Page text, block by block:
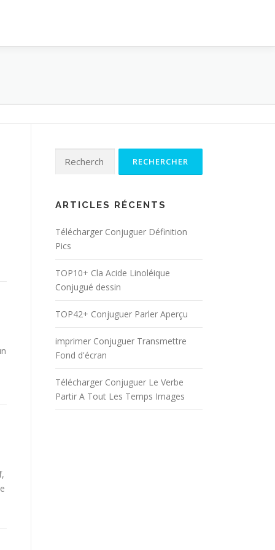
Rechercher :
ARTICLES RÉCENTS
Télécharger Conjuguer Définition
Pics
TOP10+ Cla Acide Linoléique
Conjugué dessin
TOP42+ Conjuguer Parler Aperçu
imprimer Conjuguer Transmettre
Fond d'écran
Télécharger Conjuguer Le Verbe
Partir A Tout Les Temps Images